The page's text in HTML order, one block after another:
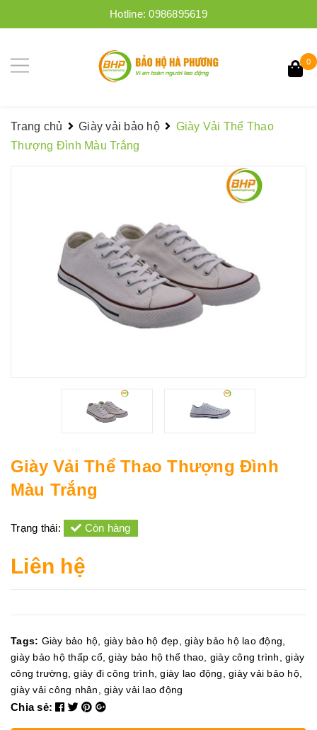
Hotline:0986895619
0
Trang chủ Giày vải bảo hộ
Giày Vải Thể Thao
Thượng Đình Màu Trắng
Giày Vải Thể Thao Thượng Đình
Màu Trắng
Trạng thái: Còn hàng
Liên hệ
Tags: Giày bảo hộ giày bảo hộ đẹp giày bảo hộ lao động
giày bảo hộ thấp cổ,giày bảo hộ thể thao giày công trình
giày
công trường ,giày đi công trình ,giày lao động giày vải bảo hộ,
giày vải công nhân
giày vải lao động
Chia sẻ: